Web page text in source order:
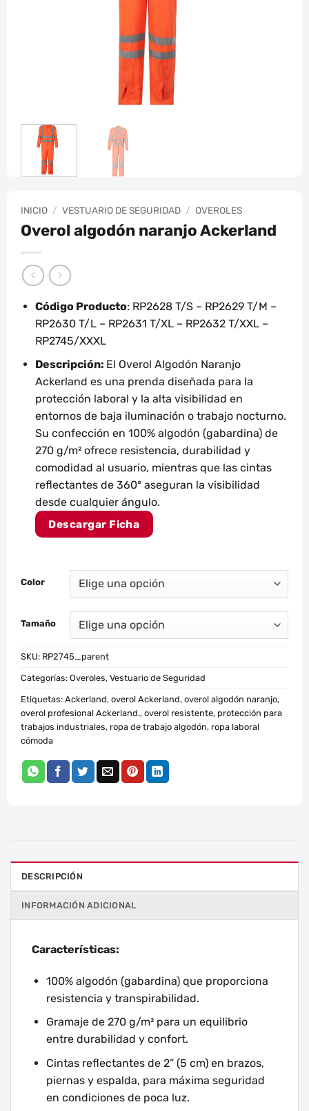
INICIO / VESTUARIO DE SEGURIDAD / OVEROLES
Overol algodón naranjo Ackerland
Código Producto: RP2628 T/S – RP2629 T/M –
RP2630 T/L – RP2631 T/XL – RP2632 T/XXL –
RP2745/XXXL
Descripción: El Overol Algodón Naranjo
Ackerland es una prenda diseñada para la
protección laboral y la alta visibilidad en
entornos de baja iluminación o trabajo nocturno.
Su confección en 100% algodón (gabardina) de
270 g/m² ofrece resistencia, durabilidad y
comodidad al usuario, mientras que las cintas
reflectantes de 360° aseguran la visibilidad
desde cualquier ángulo.
Descargar Ficha
Color
Tamaño
SKU: RP2745_parent
Categorías: Overoles, Vestuario de Seguridad
Etiquetas: Ackerland, overol Ackerland, overol algodón naranjo,
overol profesional Ackerland., overol resistente, protección para
trabajos industriales, ropa de trabajo algodón, ropa laboral
cómoda
DESCRIPCIÓN
INFORMACIÓN ADICIONAL
Características:
100% algodón (gabardina) que proporciona
resistencia y transpirabilidad.
Gramaje de 270 g/m² para un equilibrio
entre durabilidad y confort.
Cintas reflectantes de 2” (5 cm) en brazos,
piernas y espalda, para máxima seguridad
en condiciones de poca luz.